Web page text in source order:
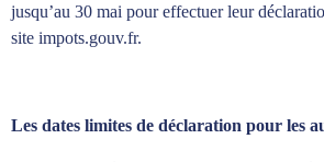
jusqu’au 30 mai pour effectuer leur
site impots.gouv.fr.
Les dates limites de déclaration pour les